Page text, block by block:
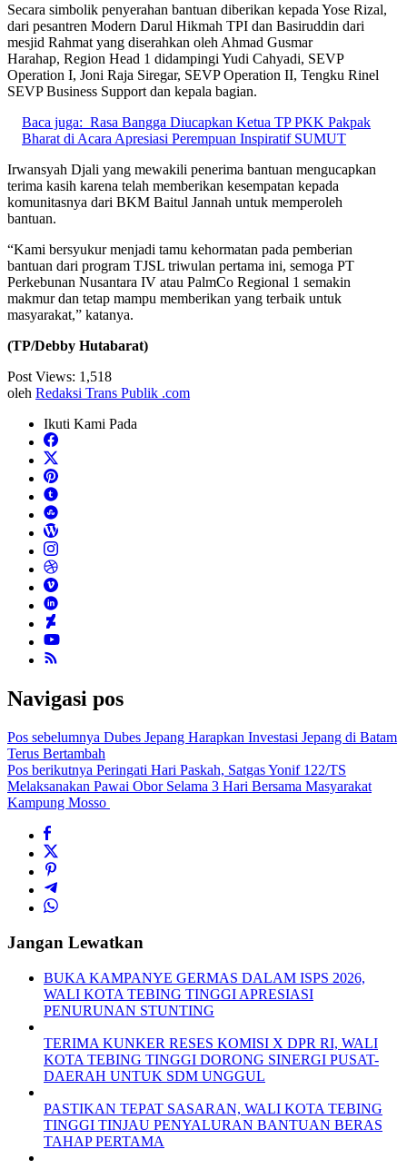
Secara simbolik penyerahan bantuan diberikan kepada Yose Rizal,
dari pesantren Modern Darul Hikmah TPI dan Basiruddin dari
mesjid Rahmat yang diserahkan oleh Ahmad Gusmar
Harahap, Region Head 1 didampingi Yudi Cahyadi, SEVP
Operation I, Joni Raja Siregar, SEVP Operation II, Tengku Rinel
SEVP Business Support dan kepala bagian.
Baca juga: Rasa Bangga Diucapkan Ketua TP PKK Pakpak
Bharat di Acara Apresiasi Perempuan Inspiratif SUMUT
Irwansyah Djali yang mewakili penerima bantuan mengucapkan
terima kasih karena telah memberikan kesempatan kepada
komunitasnya dari BKM Baitul Jannah untuk memperoleh
bantuan.
“Kami bersyukur menjadi tamu kehormatan pada pemberian
bantuan dari program TJSL triwulan pertama ini, semoga PT
Perkebunan Nusantara IV atau PalmCo Regional 1 semakin
makmur dan tetap mampu memberikan yang terbaik untuk
masyarakat,” katanya.
(TP/Debby Hutabarat)
Post Views: 1,518
oleh Redaksi Trans Publik .com
Ikuti Kami Pada
Navigasi pos
Pos sebelumnya Dubes Jepang Harapkan Investasi Jepang di Batam
Terus Bertambah
Pos berikutnya Peringati Hari Paskah, Satgas Yonif 122/TS
Melaksanakan Pawai Obor Selama 3 Hari Bersama Masyarakat
Kampung Mosso
Jangan Lewatkan
BUKA KAMPANYE GERMAS DALAM ISPS 2026,
WALI KOTA TEBING TINGGI APRESIASI
PENURUNAN STUNTING
TERIMA KUNKER RESES KOMISI X DPR RI, WALI
KOTA TEBING TINGGI DORONG SINERGI PUSAT-
DAERAH UNTUK SDM UNGGUL
PASTIKAN TEPAT SASARAN, WALI KOTA TEBING
TINGGI TINJAU PENYALURAN BANTUAN BERAS
TAHAP PERTAMA